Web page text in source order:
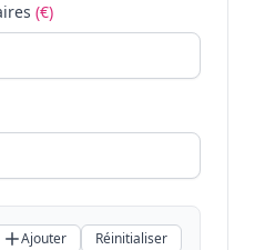
(€)
Ajouter Réinitialiser